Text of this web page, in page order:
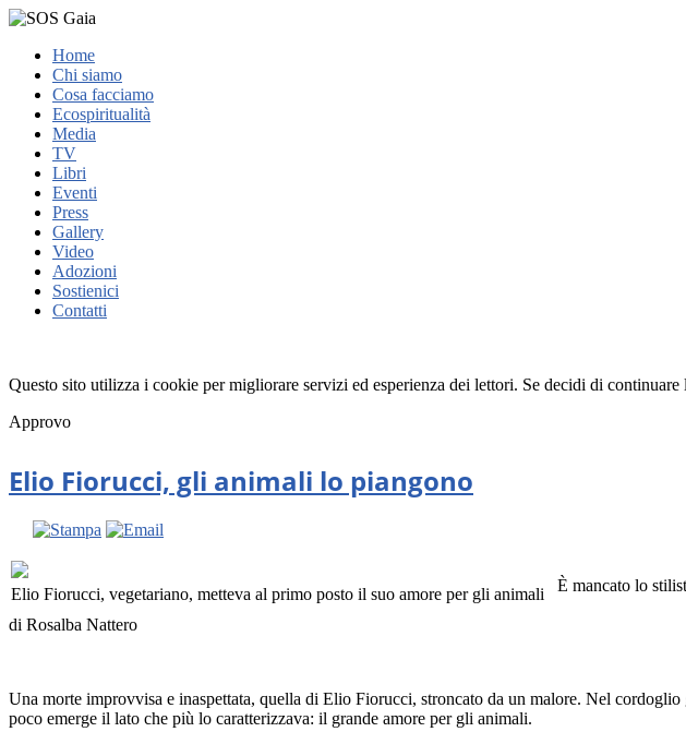
Home
Chi siamo
Cosa facciamo
Ecospiritualità
Media
TV
Libri
Eventi
Press
Gallery
Video
Adozioni
Sostienici
Contatti
Questo sito utilizza i cookie per migliorare servizi ed esperienza dei lettori. Se decidi di
Approvo
Elio Fiorucci, gli animali lo piangono
Elio Fiorucci, vegetariano, metteva al primo posto il suo amore per gli animali È mancato lo
di Rosalba Nattero
Una morte improvvisa e inaspettata, quella di Elio Fiorucci, stroncato da un malore. Nel
poco emerge il lato che più lo caratterizzava: il grande amore per gli animali.